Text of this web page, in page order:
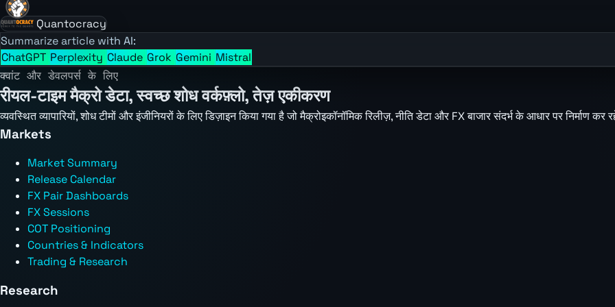
Quantocracy
Summarize article with AI:
ChatGPT Perplexity Claude Grok Gemini Mistral
क्वांट और डेवलपर्स के लिए
रीयल-टाइम मैक्रो डेटा, स्वच्छ शोध वर्कफ़्लो, तेज़ एकीकरण
व्यवस्थित व्यापारियों, शोध टीमों और इंजीनियरों के लिए डिज़ाइन किया गया है जो मैक्रोइकॉनॉमिक रिलीज़, नीति डेटा और FX बाजार संदर्भ के आधार पर निर्माण कर
Markets
Market Summary
Release Calendar
FX Pair Dashboards
FX Sessions
COT Positioning
Countries & Indicators
Trading & Research
Research